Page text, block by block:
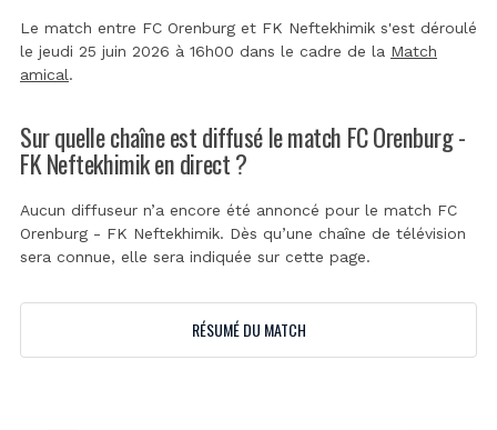
Le match entre FC Orenburg et FK Neftekhimik s'est déroulé
le jeudi 25 juin 2026 à 16h00 dans le cadre de la Match
amical.
Sur quelle chaîne est diffusé le match FC Orenburg -
FK Neftekhimik en direct ?
Aucun diffuseur n’a encore été annoncé pour le match FC
Orenburg - FK Neftekhimik. Dès qu’une chaîne de télévision
sera connue, elle sera indiquée sur cette page.
RÉSUMÉ DU MATCH